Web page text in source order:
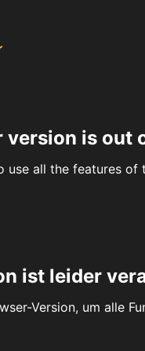
version is out
use all the features of
ist leider
Version, um alle